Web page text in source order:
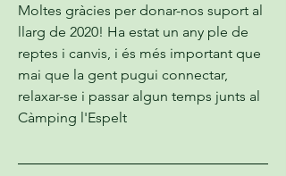
Moltes gràcies per donar-nos suport al
llarg de 2020! Ha estat un any ple de
reptes i canvis, i és més important que
mai que la gent pugui connectar,
relaxar-se i passar algun temps junts al
Càmping l'Espelt